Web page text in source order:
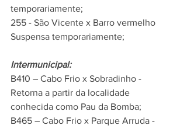
temporariamente;
255 - São Vicente x Barro vermelho
Suspensa temporariamente;
Intermunicipal:
B410 – Cabo Frio x Sobradinho -
Retorna a partir da localidade
conhecida como Pau da Bomba;
B465 – Cabo Frio x Parque Arruda -